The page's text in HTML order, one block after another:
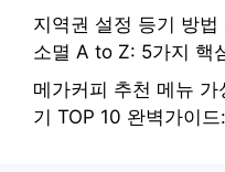
지역권 설정 등기 방
소멸 A to Z: 5가지 핵
메가커피 추천 메뉴
기 TOP 10 완벽가이